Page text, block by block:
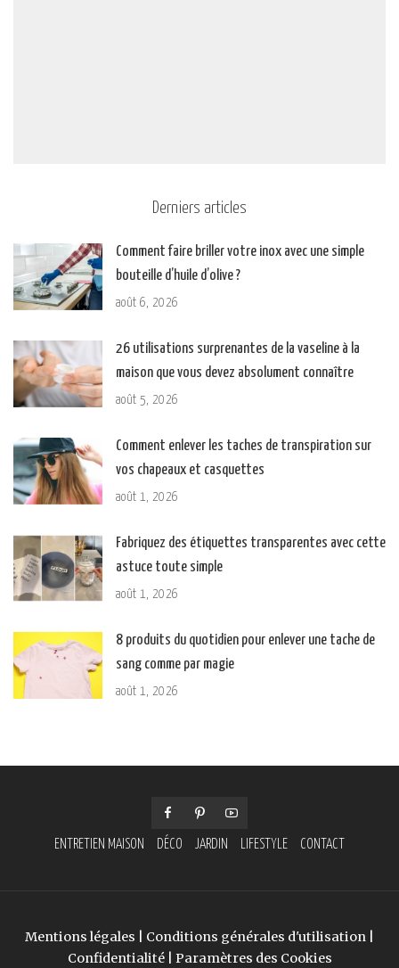
Derniers articles
Comment faire briller votre inox avec une simple
bouteille d’huile d’olive ?
août 6, 2026
26 utilisations surprenantes de la vaseline à la
maison que vous devez absolument connaître
août 5, 2026
Comment enlever les taches de transpiration sur
vos chapeaux et casquettes
août 1, 2026
Fabriquez des étiquettes transparentes avec cette
astuce toute simple
août 1, 2026
8 produits du quotidien pour enlever une tache de
sang comme par magie
août 1, 2026
ENTRETIEN MAISON DÉCO JARDIN LIFESTYLE CONTACT
Mentions légales Conditions générales d'utilisation
Confidentialité| Paramètres des Cookies